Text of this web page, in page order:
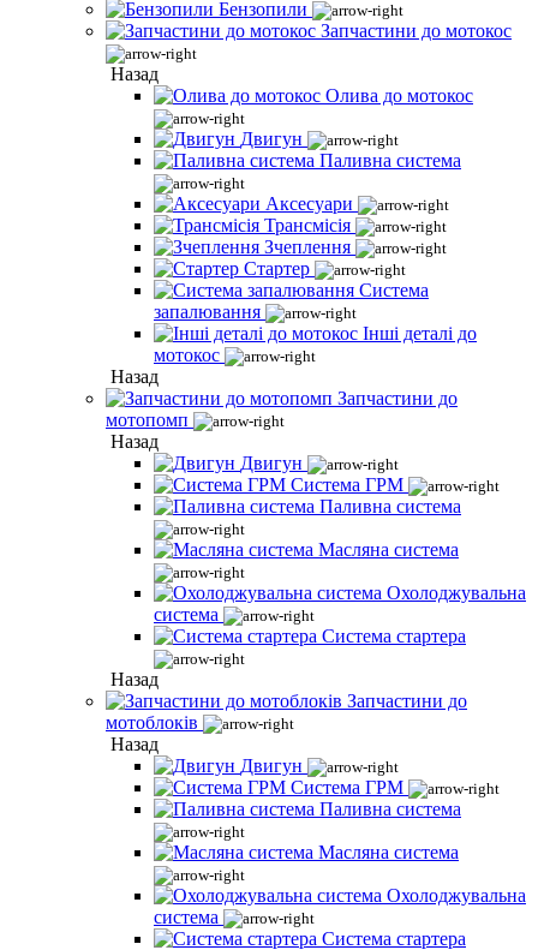
Бензопили
Запчастини до мотокос
Назад
Олива до мотокос
Двигун
Паливна система
Аксесуари
Трансмісія
Зчеплення
Стартер
Система
запалювання
Інші деталі до
мотокос
Назад
Запчастини до
мотопомп
Назад
Двигун
Система ГРМ
Паливна система
Масляна система
Охолоджувальна
система
Система стартера
Назад
Запчастини до
мотоблоків
Назад
Двигун
Система ГРМ
Паливна система
Масляна система
Охолоджувальна
система
Система стартера